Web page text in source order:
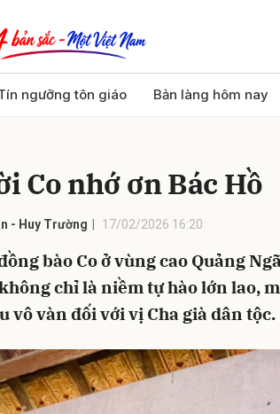
ngưỡng tôn giáo Bản làng hôm nay
Co nhớ ơn Bác Hồ
- Huy Trường 17/02/2026 16:20
bào Co ở vùng cao Quảng
chỉ là niềm tự hào lớn lao,
vô vàn đối với vị Cha già dân tộc.
Gửi bình luận